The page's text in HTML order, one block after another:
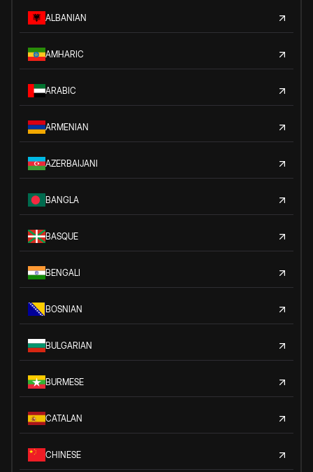
ALBANIAN
AMHARIC
ARABIC
ARMENIAN
AZERBAIJANI
BANGLA
BASQUE
BENGALI
BOSNIAN
BULGARIAN
BURMESE
CATALAN
CHINESE